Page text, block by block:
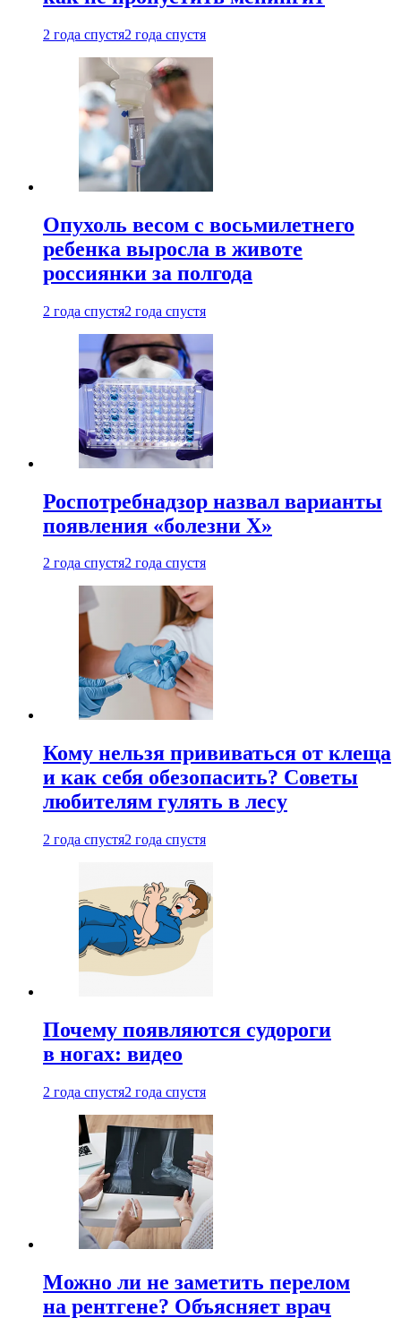
2 года спустя2 года спустя
Опухоль весом с восьмилетнего
ребенка выросла в животе
россиянки за полгода
2 года спустя2 года спустя
Роспотребнадзор назвал варианты
появления «болезни Х»
2 года спустя2 года спустя
Кому нельзя прививаться от клеща
и как себя обезопасить? Советы
любителям гулять в лесу
2 года спустя2 года спустя
Почему появляются судороги
в ногах: видео
2 года спустя2 года спустя
Можно ли не заметить перелом
на рентгене? Объясняет врач